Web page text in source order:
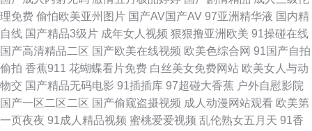
热亚洲色图 韩国免费AV网 老司机91在线 人人摸人人干 熟女丝袜91 午夜老
司机电影网 91次元网 97熟女视频 肏逼国产 福利夜色导航 黑丝瘙逼 综合小
影院 99re情色 成人无码免费 日本97色色 亚洲特黄 在线看香蕉视频 99超碰
色色 传媒AV导航 国产第一码页 狼友久久 欧美日韩aa 欧洲精品区 午夜福利9
理免费 偷怕欧美亚州图片 国产AV国产AV 97亚洲精华液 国内精
自线 国产精品3级片 成年女人视频 狠狠撸亚洲欧美 91操碰在线
国产高清精品二区 国产欧美在线视频 欧美色综合网 91国产自拍
偷拍 香蕉911 花蝴蝶看片免费 白丝美女免费网站 欧美女人与动
物交 国产精品无码电影 91插插库 97超碰大香蕉 户外自慰影院
国产一区二区二区 国产偷窥盗摄视频 成人动漫网站观看 欧美第
一页夜夜 91成人精品视频 蜜桃爱爱视频 乱伦熟女五月天 91香